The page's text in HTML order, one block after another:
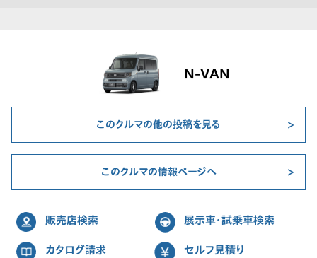
N-VAN
このクルマの他の投稿を見る
このクルマの情報ページへ
販売店検索 展示車・試乗車検索
カタログ請求 セルフ見積り